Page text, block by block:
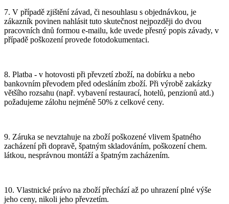
7. V případě zjištění závad, či nesouhlasu s objednávkou, je
zákazník povinen nahlásit tuto skutečnost nejpozději do dvou
pracovních dnů formou e-mailu, kde uvede přesný popis závady, v
případě poškození provede fotodokumentaci.
8. Platba - v hotovosti při převzetí zboží, na dobírku a nebo
bankovním převodem před odesláním zboží. Při výrobě zakázky
většího rozsahu (např. vybavení restaurací, hotelů, penzionů atd.)
požadujeme zálohu nejméně 50% z celkové ceny.
9. Záruka se nevztahuje na zboží poškozené vlivem špatného
zacházení při dopravě, špatným skladováním, poškození chem.
látkou, nesprávnou montáží a špatným zacházením.
10. Vlastnické právo na zboží přechází až po uhrazení plné výše
jeho ceny, nikoli jeho převzetím.